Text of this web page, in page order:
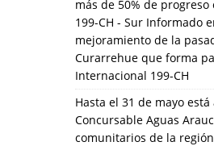
más de 50% de
199-CH - Sur Informado
mejoramiento de la
Curarrehue que forma
Internacional 199-CH
Hasta el 31 de mayo
Concursable Aguas
comunitarios de la